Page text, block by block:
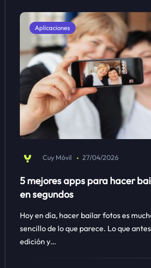
Aplicaciones
Cuy Móvil 27/04/2026
5 mejores apps para hacer
en segundos
Hoy en día, hacer bailar fotos es
sencillo de lo que parece. Lo que
edición y…